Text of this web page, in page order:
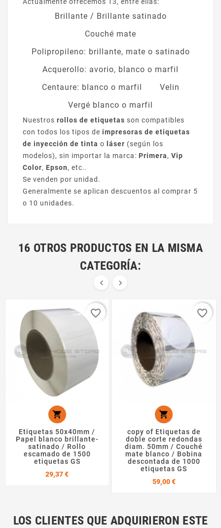
Brillante / Brillante satinado
Couché mate
Polipropileno: brillante, mate o satinado
Acquerollo: avorio, blanco o marfil
Centaure: blanco o marfil
Velin
Vergé blanco o marfil
Nuestros rollos de etiquetas son compatibles
con todos los tipos de impresoras de etiquetas
de inyección de tinta o láser (según los
modelos), sin importar la marca: Primera, Vip
Color, Epson, etc..
Se venden por unidad.
Generalmente se aplican descuentos al comprar 5
o 10 unidades.
16 OTROS PRODUCTOS EN LA MISMA
CATEGORÍA:
 

Etiquetas 50x40mm /
Papel blanco brillante-
satinado / Rollo
escamado de 1500
etiquetas GS
29,37 €Precio
favorite_border

copy of Etiquetas de
doble corte redondas
diam. 50mm / Couché
mate blanco / Bobina
descontada de 1000
etiquetas GS
59,00 €Precio
favorite_border
LOS CLIENTES QUE ADQUIRIERON ESTE